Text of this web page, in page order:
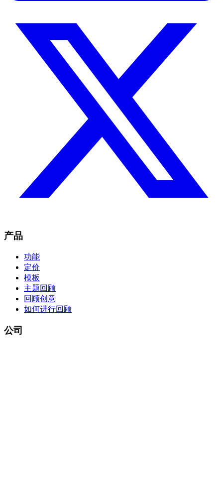
产品
功能
定价
模板
主题回顾
回顾创意
如何进行回顾
公司